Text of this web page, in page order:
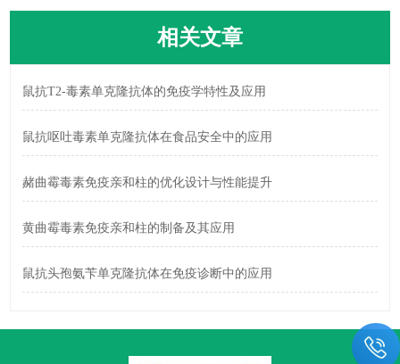
相关文章
鼠抗T2-毒素单克隆抗体的免疫学特性及应用
鼠抗呕吐毒素单克隆抗体在食品安全中的应用
赭曲霉毒素免疫亲和柱的优化设计与性能提升
黄曲霉毒素免疫亲和柱的制备及其应用
鼠抗头孢氨苄单克隆抗体在免疫诊断中的应用